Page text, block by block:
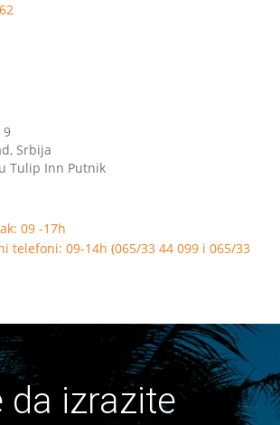
Srbija
Tulip Inn Putnik
09 -17h
telefoni: 09-14h (065/33 44 099 i 065/33
da izrazite